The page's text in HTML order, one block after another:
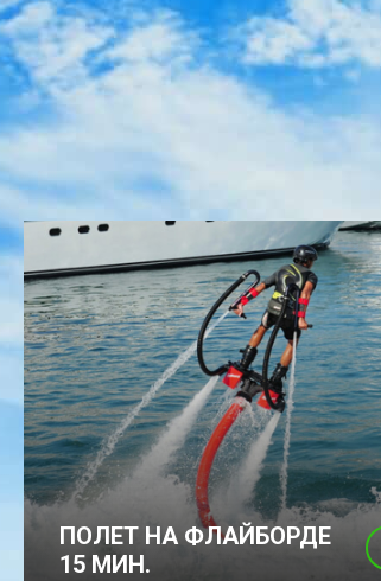
ПОЛЕТ НА ФЛАЙБОРДЕ
15 МИН.